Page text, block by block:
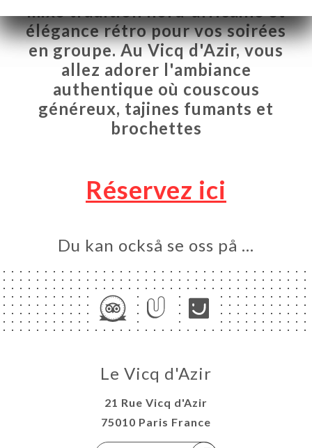
mixe tradition nord-africaine et
élégance rétro pour vos soirées
en groupe. Au Vicq d'Azir, vous
allez adorer l'ambiance
authentique où couscous
généreux, tajines fumants et
brochettes
Réservez ici
Du kan också se oss på …
Le Vicq d'Azir
21 Rue Vicq d'Azir
75010 Paris France